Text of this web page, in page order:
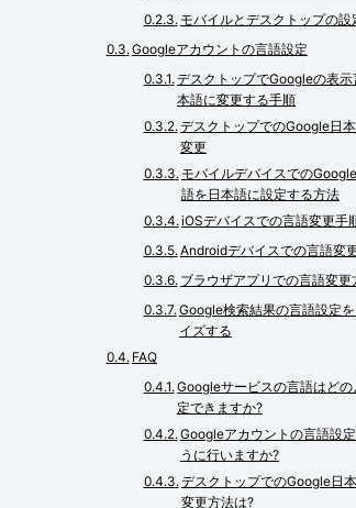
モバイルとデスクトップの設
Googleアカウントの言語設定
デスクトップでGoogleの表示
本語に変更する手順
デスクトップでのGoogle日
変更
モバイルデバイスでの
語を日本語に設定する方法
iOSデバイスでの言語変更手
Androidデバイスでの言語変
ブラウザアプリでの言語変更
Google検索結果の言語設定
イズする
FAQ
Googleサービスの言語はどの
定できますか?
Googleアカウントの言語設
うに行いますか?
デスクトップでのGoogle日
変更方法は?